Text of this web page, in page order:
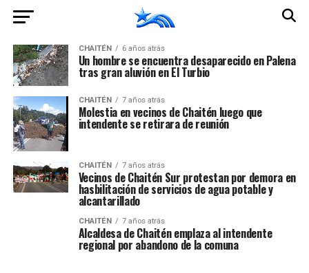
CHAITÉN 6 años atrás
Un hombre se encuentra desaparecido en Palena
tras gran aluvión en El Turbio
CHAITÉN 7 años atrás
Molestia en vecinos de Chaitén luego que
intendente se retirara de reunión
CHAITÉN 7 años atrás
Vecinos de Chaitén Sur protestan por demora en
hasbilitación de servicios de agua potable y
alcantarillado
CHAITÉN 7 años atrás
Alcaldesa de Chaitén emplaza al intendente
regional por abandono de la comuna